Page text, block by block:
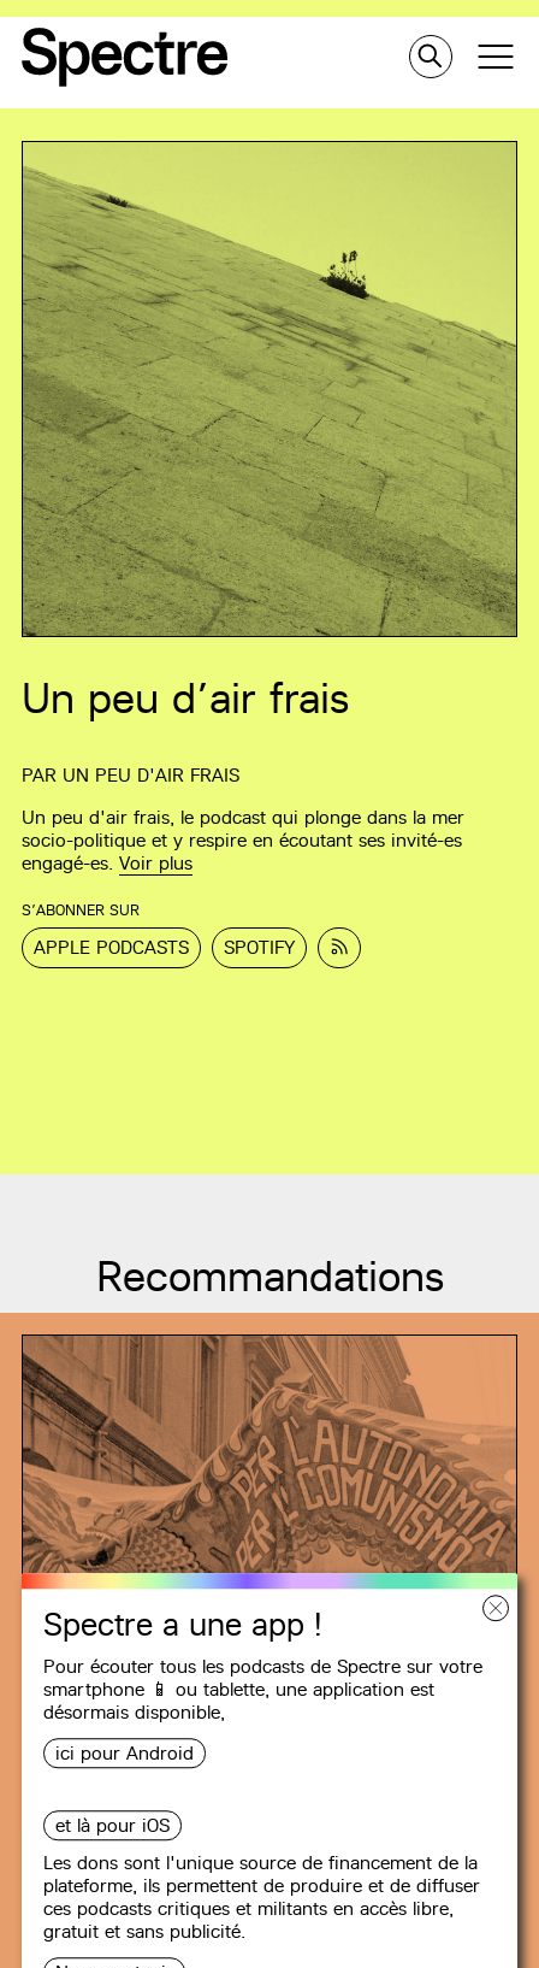
Spectre a une app !
Pour écouter tous les podcasts de Spectre sur votre
smartphone 📱 ou tablette, uneapplication est
désormais disponible,
ici pour Android
et là pour iOS
Les dons sont l'unique source de financement de la
plateforme, ils permettent de produire et de diffuser
ces podcasts critiques et militants en accès libre,
gratuit et sans publicité.
Un peu d’air frais
PAR UN PEU D'AIR FRAIS
Un peu d'air frais, le podcast qui plonge dans la mer
socio-politique et y respire en écoutant ses invité-es
engagé-es.Voir plus
S’ABONNER SUR
APPLE PODCASTS SPOTIFY
Recommandations
#27Aux origines historiques du
renversement de Bachar Al-
Assad : la révolution syrienne de